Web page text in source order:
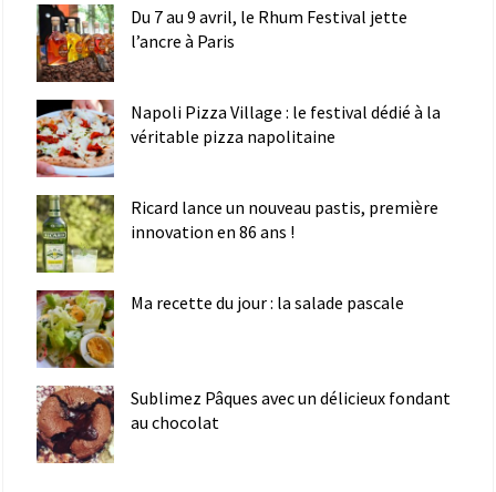
Du 7 au 9 avril, le Rhum Festival jette
l’ancre à Paris
Napoli Pizza Village : le festival dédié à la
véritable pizza napolitaine
Ricard lance un nouveau pastis, première
innovation en 86 ans !
Ma recette du jour : la salade pascale
Sublimez Pâques avec un délicieux fondant
au chocolat